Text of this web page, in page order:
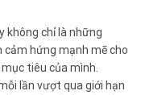
không chỉ là những
cảm hứng mạnh mẽ cho
tiêu của mình.
lần vượt qua giới hạn